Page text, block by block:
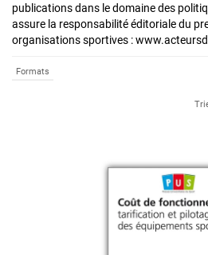
publications dans le domaine des
assure la responsabilité éditoriale du
organisations sportives :
Formats